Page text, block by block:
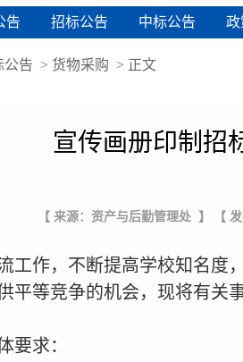
告
告 招标公告
招标公告 中标公告
中标公告 政
政
公告 > 货物采购 > 正文
宣传画册印制招
【 来源：资产与后勤管理处 】 【
工作，不断提高学校知名度
平等竞争的机会，现将有关
要求：